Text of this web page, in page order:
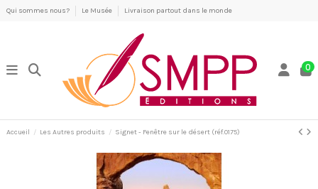
Qui sommes nous? Le Musée Livraison partout dans le monde
0
Accueil Les Autres produits Signet - Fenêtre sur le désert (réf.0175)